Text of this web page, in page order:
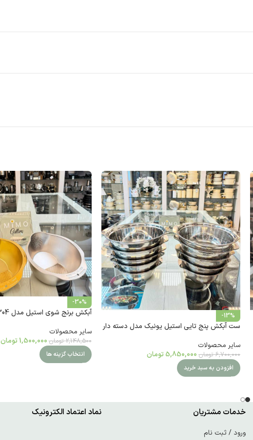
-13%
ست آبکش پنج تایی استیل یونیک مدل دسته دار
سایر محصولات
6,700,000 تومان 5,850,000 تومان
افزودن به سبد خرید
-30%
آبکش برنج شوی استیل مدل SUS 304
سایر محصولات
2,148,500 تومان1,500,000 تومان
انتخاب گزینه ها
خدمات مشتریان
ورود / ثبت نام
نماد اعتماد الکترونیک